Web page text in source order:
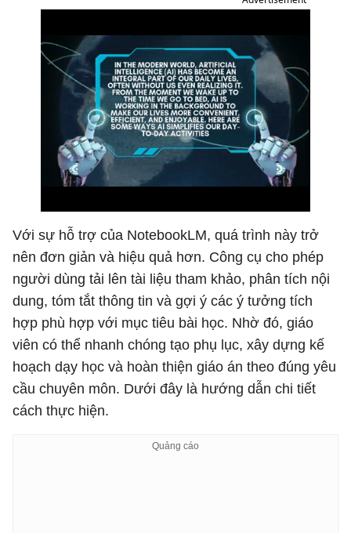
Với sự hỗ trợ của NotebookLM, quá trình này trở
nên đơn giản và hiệu quả hơn. Công cụ cho phép
người dùng tải lên tài liệu tham khảo, phân tích nội
dung, tóm tắt thông tin và gợi ý các ý tưởng tích
hợp phù hợp với mục tiêu bài học. Nhờ đó, giáo
viên có thể nhanh chóng tạo phụ lục, xây dựng kế
hoạch dạy học và hoàn thiện giáo án theo đúng yêu
cầu chuyên môn. Dưới đây là hướng dẫn chi tiết
cách thực hiện.